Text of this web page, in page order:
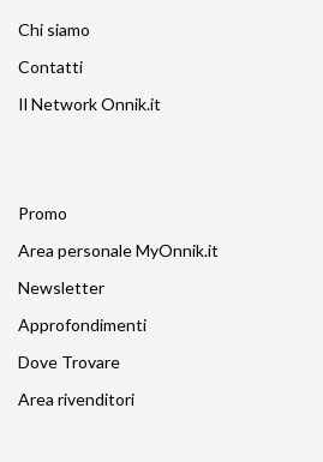
Chi siamo
Contatti
Il Network Onnik.it
Promo
Area personale MyOnnik.it
Newsletter
Approfondimenti
Dove Trovare
Area rivenditori